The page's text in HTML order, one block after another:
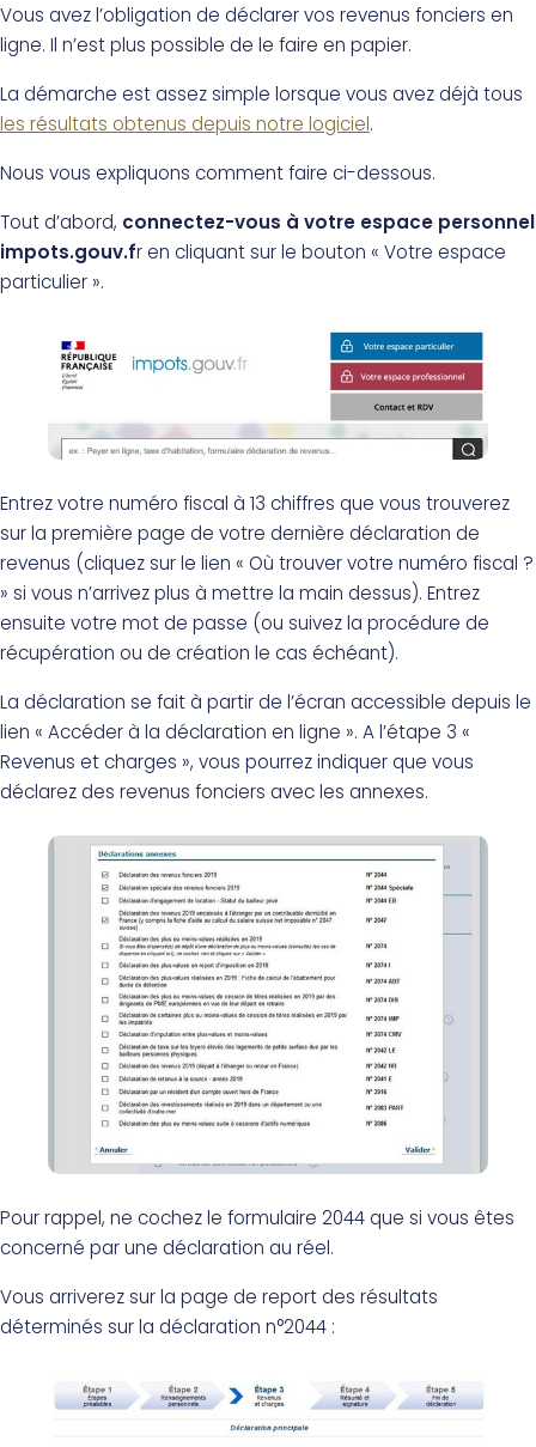
Vous avez l’obligation de déclarer vos revenus fonciers en
ligne. Il n’est plus possible de le faire en papier.
La démarche est assez simple lorsque vous avez déjà tous
les résultats obtenus depuis notre logiciel.
Nous vous expliquons comment faire ci-dessous.
Tout d’abord, connectez-vous à votre espace personnel
impots.gouv.fr en cliquant sur le bouton « Votre espace
particulier ».
Entrez votre numéro fiscal à 13 chiffres que vous trouverez
sur la première page de votre dernière déclaration de
revenus (cliquez sur le lien « Où trouver votre numéro fiscal ?
» si vous n’arrivez plus à mettre la main dessus). Entrez
ensuite votre mot de passe (ou suivez la procédure de
récupération ou de création le cas échéant).
La déclaration se fait à partir de l’écran accessible depuis le
lien « Accéder à la déclaration en ligne ». A l’étape 3 «
Revenus et charges », vous pourrez indiquer que vous
déclarez des revenus fonciers avec les annexes.
Pour rappel, ne cochez le formulaire 2044 que si vous êtes
concerné par une déclaration au réel.
Vous arriverez sur la page de report des résultats
déterminés sur la déclaration n°2044 :